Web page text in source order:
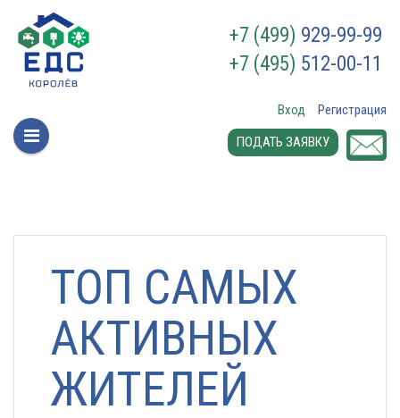
+7 (499) 929-99-99
+7 (495) 512-00-11
Вход
Регистрация
ПОДАТЬ ЗАЯВКУ
ТОП САМЫХ
АКТИВНЫХ
ЖИТЕЛЕЙ